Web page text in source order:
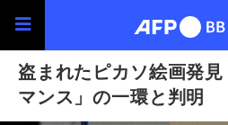
盗まれたピカソ絵画発
マンス」の一環と判明